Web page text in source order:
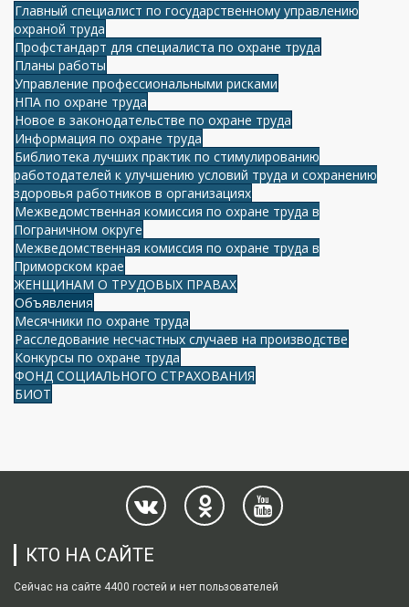
Главный специалист по государственному управлению
охраной труда
Профстандарт для специалиста по охране труда
Планы работы
Управление профессиональными рисками
НПА по охране труда
Новое в законодательстве по охране труда
Информация по охране труда
Библиотека лучших практик по стимулированию
работодателей к улучшению условий труда и сохранению
здоровья работников в организациях
Межведомственная комиссия по охране труда в
Пограничном округе
Межведомственная комиссия по охране труда в
Приморском крае
ЖЕНЩИНАМ О ТРУДОВЫХ ПРАВАХ
Объявления
Месячники по охране труда
Расследование несчастных случаев на производстве
Конкурсы по охране труда
ФОНД СОЦИАЛЬНОГО СТРАХОВАНИЯ
БИОТ
КТО НА САЙТЕ
Сейчас на сайте 4400 гостей и нет пользователей